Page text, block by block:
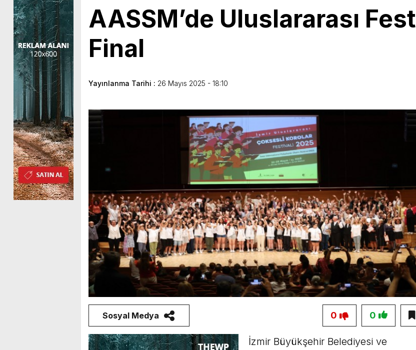
AASSM’de Uluslararası
Final
Yayınlanma Tarihi : 26 Mayıs 2025 - 18:10
Sosyal Medya 0
0
İzmir Büyükşehir Belediyesi ve